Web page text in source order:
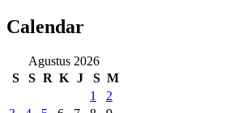
Calendar
Agustus 2026
S
S R K J S M
1
2